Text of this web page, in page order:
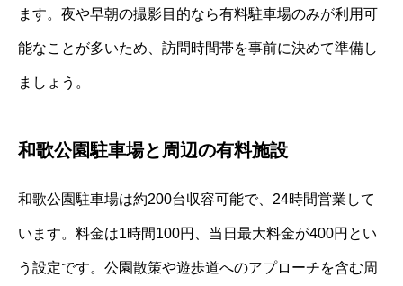
ます。夜や早朝の撮影目的なら有料駐車場のみが利用可
能なことが多いため、訪問時間帯を事前に決めて準備し
ましょう。
和歌公園駐車場と周辺の有料施設
和歌公園駐車場は約200台収容可能で、24時間営業して
います。料金は1時間100円、当日最大料金が400円とい
う設定です。公園散策や遊歩道へのアプローチを含む周